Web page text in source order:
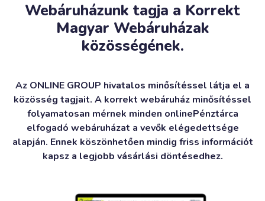
Webáruházunk tagja a Korrekt
Magyar Webáruházak
közösségének.
Az ONLINE GROUP hivatalos minősítéssel látja el a
közösség tagjait. A korrekt webáruház minősítéssel
folyamatosan mérnek minden onlinePénztárca
elfogadó webáruházat a vevők elégedettsége
alapján. Ennek köszönhetően mindig friss információt
kapsz a legjobb vásárlási döntésedhez.